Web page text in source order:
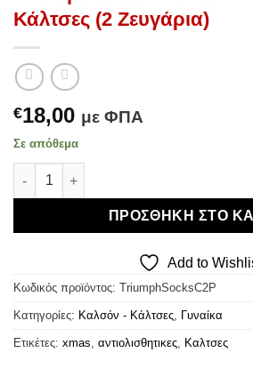
Κάλτσες (2 Ζευγάρια)
€18,00 με ΦΠΑ
Σε απόθεμα
Triumph Winter Socks -
ΠΡΟΣΘΉΚΗ ΣΤΟ
Add to
Κωδικός προϊόντος: TriumphSocksC2P
Κατηγορίες: Καλσόν - Κάλτσες Γυναίκα
Ετικέτες: xmas αντιολισθητικες Καλτσες